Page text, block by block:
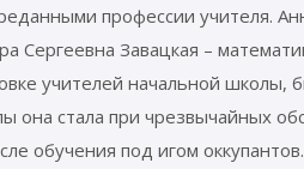
профессии учителя.
Сергеевна Завацкая –
учителей начальной школы,
стала при чрезвычайных
обучения под игом